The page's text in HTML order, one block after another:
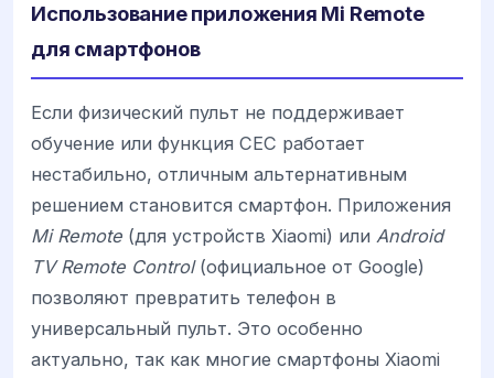
Использование приложения Mi Remote
для смартфонов
Если физический пульт не поддерживает
обучение или функция CEC работает
нестабильно, отличным альтернативным
решением становится смартфон. Приложения
Mi Remote (для устройств Xiaomi) или Android
TV Remote Control(официальное от Google)
позволяют превратить телефон в
универсальный пульт. Это особенно
актуально, так как многие смартфоны Xiaomi